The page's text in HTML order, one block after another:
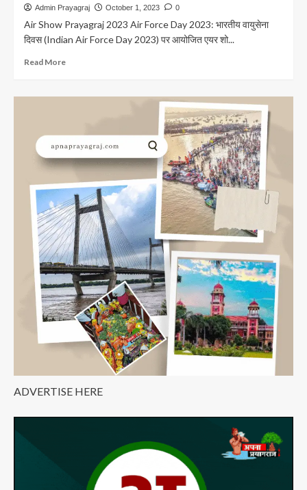
Admin Prayagraj October 1, 2023 0
Air Show Prayagraj 2023 Air Force Day 2023: भारतीय वायुसेना
दिवस (Indian Air Force Day 2023) पर आयोजित एयर शो...
Read MoreRead
Air
शो
के
लिए
लगा
परेड
ग्राउंड
ADVERTISE HERE